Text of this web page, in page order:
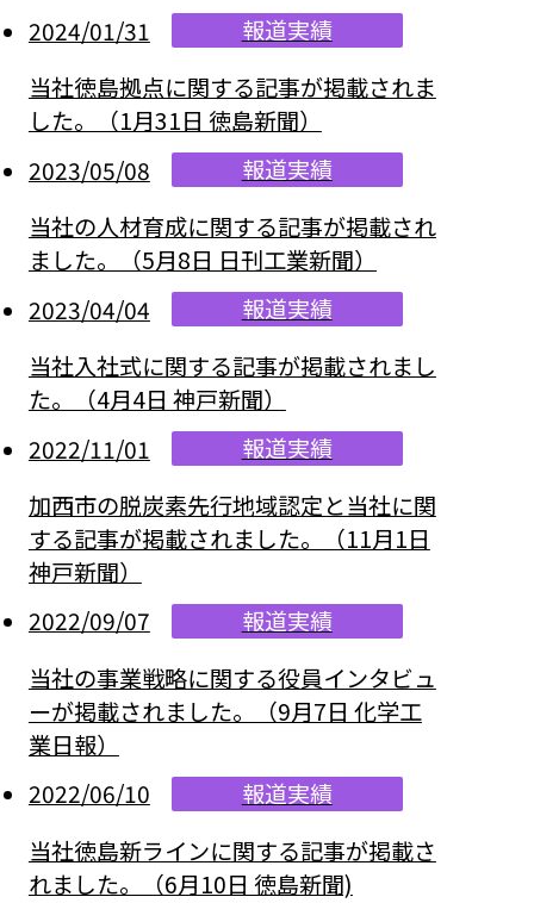
2024/01/31
報道実績
当社徳島拠点に関する記事が掲載されま
した。（1月31日 徳島新聞）
2023/05/08
報道実績
当社の人材育成に関する記事が掲載され
ました。（5月8日 日刊工業新聞）
2023/04/04
報道実績
当社入社式に関する記事が掲載されまし
た。（4月4日 神戸新聞）
2022/11/01
報道実績
加西市の脱炭素先行地域認定と当社に関
する記事が掲載されました。（11月1日
神戸新聞）
2022/09/07
報道実績
当社の事業戦略に関する役員インタビュ
ーが掲載されました。（9月7日 化学工
業日報）
2022/06/10
報道実績
当社徳島新ラインに関する記事が掲載さ
れました。（6月10日 徳島新聞)